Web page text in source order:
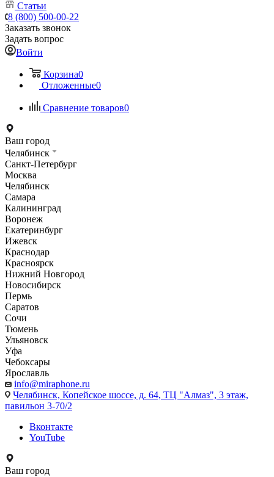
Статьи
8 (800) 500-00-22
Заказать звонок
Задать вопрос
Войти
Корзина0
Отложенные0
Сравнение товаров0
Ваш город
Челябинск
Санкт-Петербург
Москва
Челябинск
Самара
Калининград
Воронеж
Екатеринбург
Ижевск
Краснодар
Красноярск
Нижний Новгород
Новосибирск
Пермь
Саратов
Сочи
Тюмень
Ульяновск
Уфа
Чебоксары
Ярославль
info@miraphone.ru
Челябинск, Копейское шоссе, д. 64, ТЦ "Алмаз", 3 этаж,
павильон 3-70/2
Вконтакте
YouTube
Ваш город